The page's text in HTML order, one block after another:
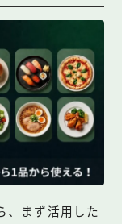
、まず活用した